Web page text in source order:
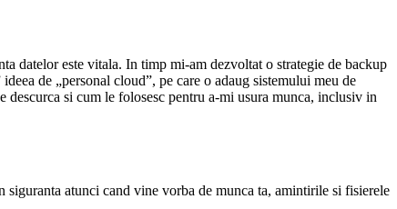
datelor este vitala. In timp mi-am dezvoltat o strategie de backup
de „personal cloud”, pe care o adaug sistemului meu de
descurca si cum le folosesc pentru a-mi usura munca, inclusiv in
siguranta atunci cand vine vorba de munca ta, amintirile si fisierele